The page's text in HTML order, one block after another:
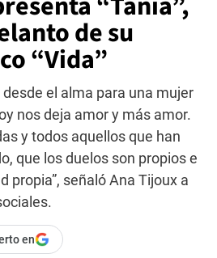
de su
“Vida”
el alma para una mujer
nos deja amor y más amor.
y todos aquellos que han
que los duelos son propios e
propia”, señaló Ana Tijoux a
en